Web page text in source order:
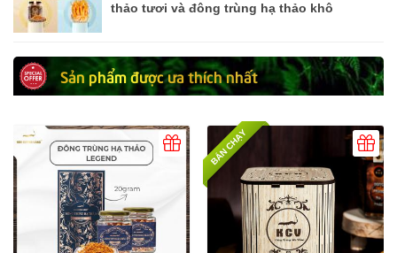
thảo tươi và đông trùng hạ thảo khô
Sản phẩm được ưa thích nhất
BÁN CHẠY